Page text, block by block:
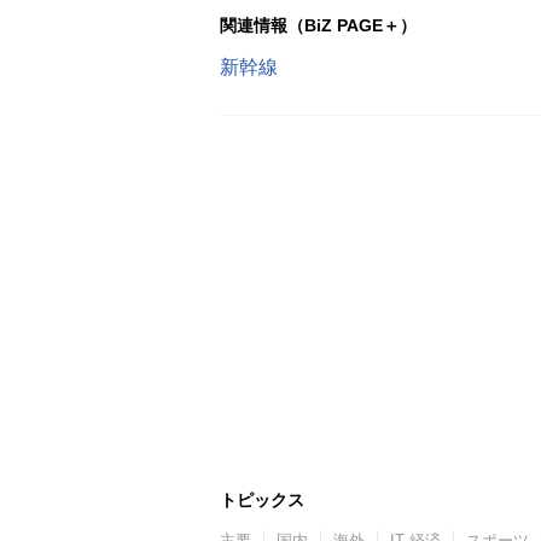
関連情報（BiZ PAGE＋）
新幹線
トピックス